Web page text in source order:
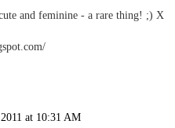
and feminine - a rare thing! ;) X
at 10:31 AM